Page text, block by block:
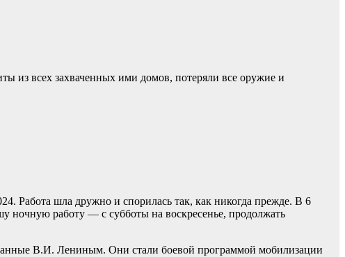
из всех захваченных ими домов, потеряли все оружие и
Работа шла дружно и спорилась так, как никогда прежде. В 6
ночную работу — с субботы на воскресенье, продолжать
В.И. Лениным. Они стали боевой программой мобилизации